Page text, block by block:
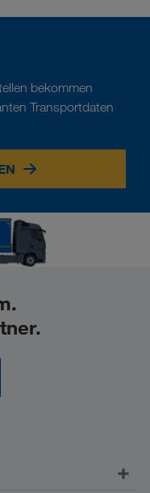
bekommen
Transportdaten